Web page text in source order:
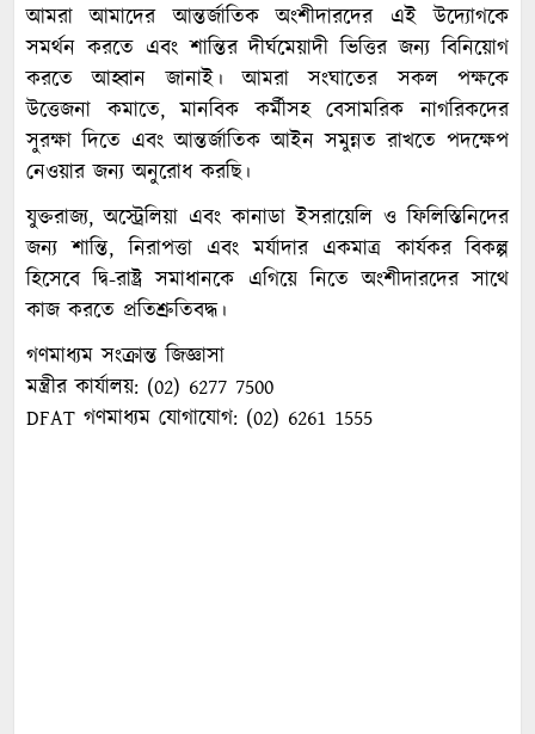
আমরা আমাদের আন্তর্জাতিক অংশীদারদের এই উদ্যোগকে
সমর্থন করতে এবং শান্তির দীর্ঘমেয়াদী ভিত্তির জন্য বিনিয়োগ
করতে আহ্বান জানাই। আমরা সংঘাতের সকল পক্ষকে
উত্তেজনা কমাতে, মানবিক কর্মীসহ বেসামরিক নাগরিকদের
সুরক্ষা দিতে এবং আন্তর্জাতিক আইন সমুন্নত রাখতে পদক্ষেপ
নেওয়ার জন্য অনুরোধ করছি।
যুক্তরাজ্য, অস্ট্রেলিয়া এবং কানাডা ইসরায়েলি ও ফিলিস্তিনিদের
জন্য শান্তি, নিরাপত্তা এবং মর্যাদার একমাত্র কার্যকর বিকল্প
হিসেবে দ্বি-রাষ্ট্র সমাধানকে এগিয়ে নিতে অংশীদারদের সাথে
কাজ করতে প্রতিশ্রুতিবদ্ধ।
গণমাধ্যম সংক্রান্ত জিজ্ঞাসা
মন্ত্রীর কার্যালয়: (02) 6277 7500
DFAT গণমাধ্যম যোগাযোগ: (02) 6261 1555